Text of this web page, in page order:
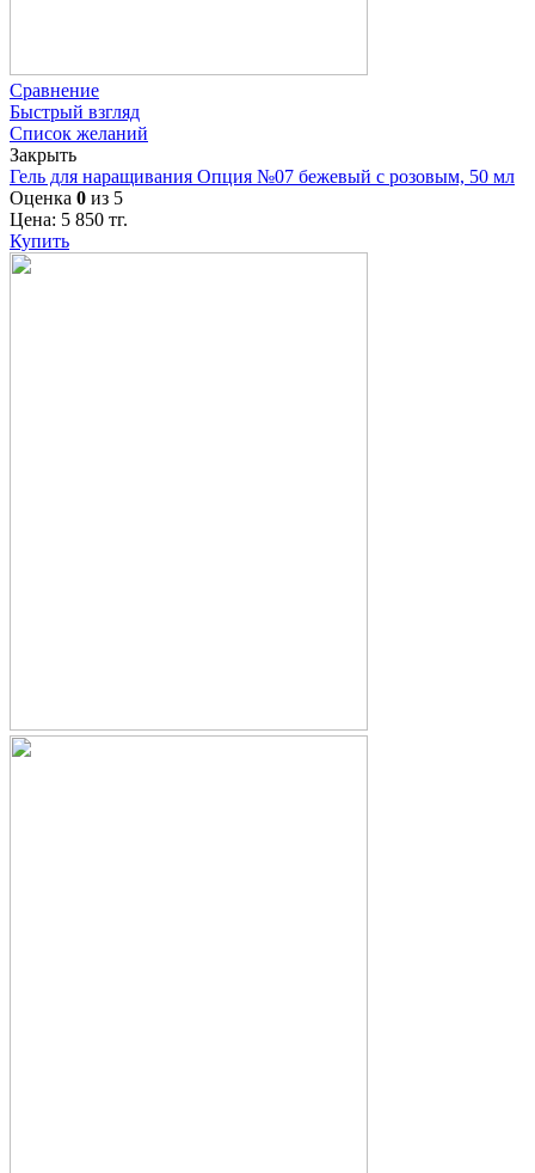
Сравнение
Быстрый взгляд
Список желаний
Закрыть
Гель для наращивания Опция №07 бежевый с розовым, 50 мл
Оценка 0 из 5
Цена: 5 850 тг.
Купить